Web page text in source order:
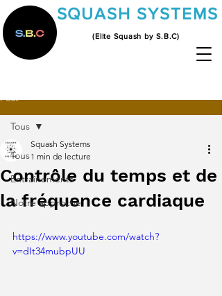
SQUASH SYSTEMS
(Elite Squash by S.B.C)
Post
Tous
Entraînements
Notre approche
Tous
Contrôle du temps et de
la fréquence cardiaque
Squash Systems
1 min de lecture
https://www.youtube.com/watch?
v=dIt34mubpUU